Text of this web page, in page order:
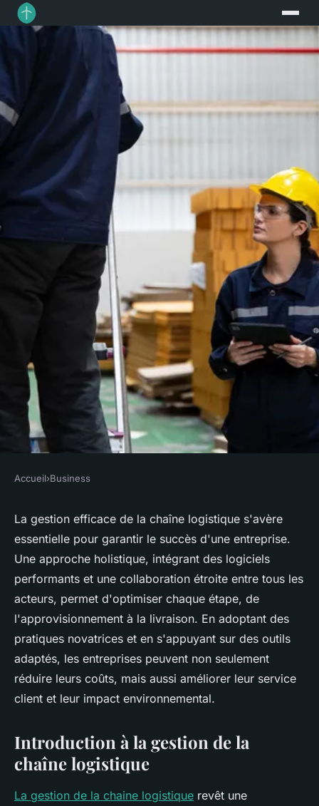
Maîtriser la gestion de la
chaîne logistique pour un
succès optimal
Théo•24 février 2025•3 min de lecture
Accueil›Business
La gestion efficace de la chaîne logistique s'avère
essentielle pour garantir le succès d'une entreprise.
Une approche holistique, intégrant des logiciels
performants et une collaboration étroite entre tous les
acteurs, permet d'optimiser chaque étape, de
l'approvisionnement à la livraison. En adoptant des
pratiques novatrices et en s'appuyant sur des outils
adaptés, les entreprises peuvent non seulement
réduire leurs coûts, mais aussi améliorer leur service
client et leur impact environnemental.
Introduction à la gestion de la
chaîne logistique
La gestion de la chaine logistique revêt une